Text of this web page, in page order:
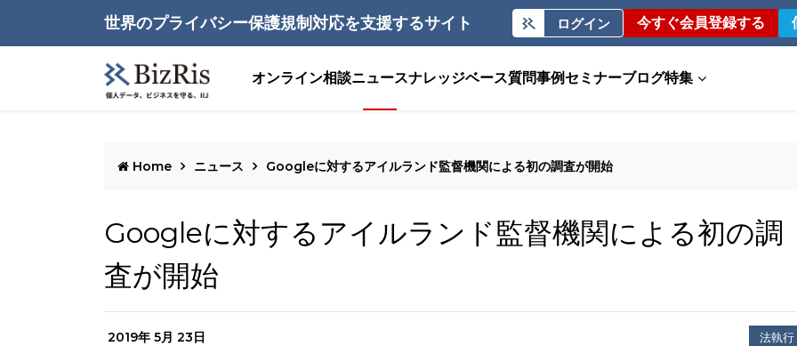
世界のプライバシー保護規制対応を支援するサイト ログイン 今すぐ会員登録する
オンライン相談ニュースナレッジベース質問事例 セミナーブログ特集
Home ニュース Googleに対するアイルランド監督機関による初の調査が開始
Googleに対するアイルランド監督機関による初の調
査が開始
2019年 5月 23日 法執行